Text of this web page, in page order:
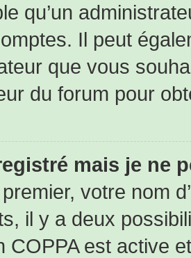
qu’un
Il peut
que vous
du forum pour
mais je ne
votre nom
il y a deux
COPPA est active